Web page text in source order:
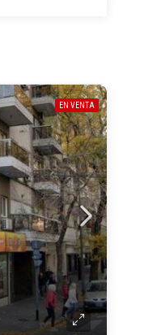
EN VENTA